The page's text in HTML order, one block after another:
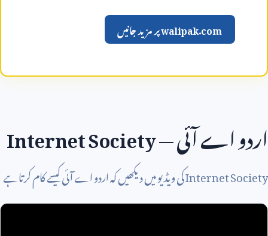
walipak.comپر مزید جانیں
اردو اے آئی —Internet Society
Internet Societyکی ویڈیو میں دیکھیں کہ اردو اے آئی کیسے کام کرتا ہے